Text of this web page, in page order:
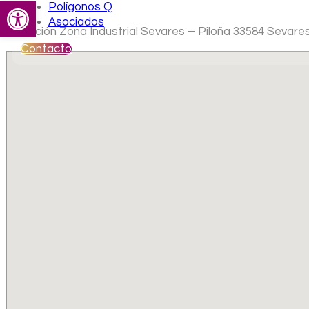
Abrir barra de herramientas
Polígonos Q
Asociados
Contacto
Ubicación Zona Industrial Sevares – Piloña 33584